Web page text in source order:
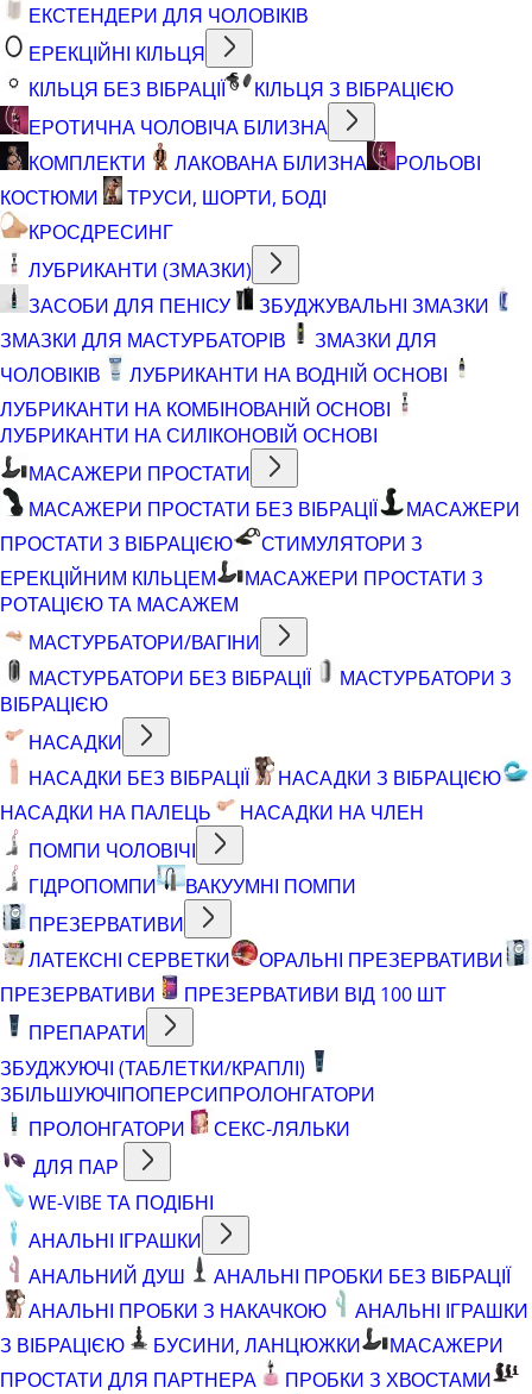
ЕКСТЕНДЕРИ ДЛЯ ЧОЛОВІКІВ
ЕРЕКЦІЙНІ КІЛЬЦЯ
КІЛЬЦЯ БЕЗ ВІБРАЦІЇ
КІЛЬЦЯ З ВІБРАЦІЄЮ
ЕРОТИЧНА ЧОЛОВІЧА БІЛИЗНА
КОМПЛЕКТИ
ЛАКОВАНА БІЛИЗНА
РОЛЬОВІ
КОСТЮМИ
ТРУСИ, ШОРТИ, БОДІ
КРОСДРЕСИНГ
ЛУБРИКАНТИ (ЗМАЗКИ)
ЗАСОБИ ДЛЯ ПЕНІСУ
ЗБУДЖУВАЛЬНІ ЗМАЗКИ
ЗМАЗКИ ДЛЯ МАСТУРБАТОРІВ
ЗМАЗКИ ДЛЯ
ЧОЛОВІКІВ
ЛУБРИКАНТИ НА ВОДНІЙ ОСНОВІ
ЛУБРИКАНТИ НА КОМБІНОВАНІЙ ОСНОВІ
ЛУБРИКАНТИ НА СИЛІКОНОВІЙ ОСНОВІ
МАСАЖЕРИ ПРОСТАТИ
МАСАЖЕРИ ПРОСТАТИ БЕЗ ВІБРАЦІЇ
МАСАЖЕРИ
ПРОСТАТИ З ВІБРАЦІЄЮ
СТИМУЛЯТОРИ З
ЕРЕКЦІЙНИМ КІЛЬЦЕМ
МАСАЖЕРИ ПРОСТАТИ З
РОТАЦІЄЮ ТА МАСАЖЕМ
МАСТУРБАТОРИ/ВАГІНИ
МАСТУРБАТОРИ БЕЗ ВІБРАЦІЇ
МАСТУРБАТОРИ З
ВІБРАЦІЄЮ
НАСАДКИ
НАСАДКИ БЕЗ ВІБРАЦІЇ
НАСАДКИ З ВІБРАЦІЄЮ
НАСАДКИ НА ПАЛЕЦЬ
НАСАДКИ НА ЧЛЕН
ПОМПИ ЧОЛОВІЧІ
ГІДРОПОМПИ
ВАКУУМНІ ПОМПИ
ПРЕЗЕРВАТИВИ
ЛАТЕКСНІ СЕРВЕТКИ
ОРАЛЬНІ ПРЕЗЕРВАТИВИ
ПРЕЗЕРВАТИВИ
ПРЕЗЕРВАТИВИ ВІД 100 ШТ
ПРЕПАРАТИ
ЗБУДЖУЮЧІ (ТАБЛЕТКИ/КРАПЛІ)
ЗБІЛЬШУЮЧІПОПЕРСИПРОЛОНГАТОРИ
ПРОЛОНГАТОРИ
СЕКС-ЛЯЛЬКИ
ДЛЯ ПАР
WE-VIBE ТА ПОДІБНІ
АНАЛЬНІ ІГРАШКИ
АНАЛЬНИЙ ДУШ
АНАЛЬНІ ПРОБКИ БЕЗ ВІБРАЦІЇ
АНАЛЬНІ ПРОБКИ З НАКАЧКОЮ
АНАЛЬНІ ІГРАШКИ
З ВІБРАЦІЄЮ
БУСИНИ, ЛАНЦЮЖКИ
МАСАЖЕРИ
ПРОСТАТИ ДЛЯ ПАРТНЕРА
ПРОБКИ З ХВОСТАМИ